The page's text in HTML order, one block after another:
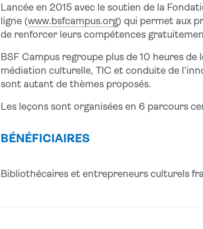
Lancée en 2015 avec le soutien de la
ligne (www.bsfcampus.org) qui permet aux
de renforcer leurs compétences
BSF Campus regroupe plus de 10 heures
médiation culturelle, TIC et conduite de
sont autant de thèmes proposés.
Les leçons sont organisées en 6 parcours
BÉNÉFICIAIRES
Bibliothécaires et entrepreneurs culturels